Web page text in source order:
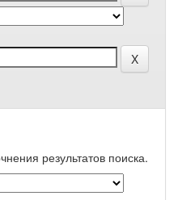
результатов поиска.